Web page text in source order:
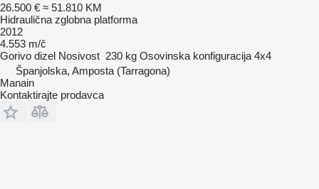
26.500 € ≈ 51.810 KM
Hidraulična zglobna platforma
2012
4.553 m/č
Gorivo dizel Nosivost 230 kg Osovinska konfiguracija 4x4
Španjolska, Amposta (Tarragona)
Manain
Kontaktirajte prodavca